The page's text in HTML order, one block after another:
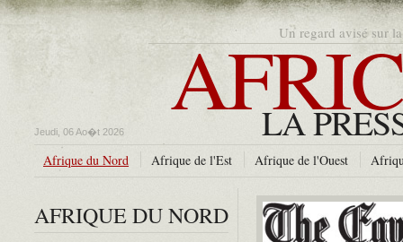
Un regard avisé sur
LA
Jeudi, 06 Ao�t 2026
Afrique du Nord Afrique de l'Est Afrique de l'Ouest
AFRIQUE DU NORD